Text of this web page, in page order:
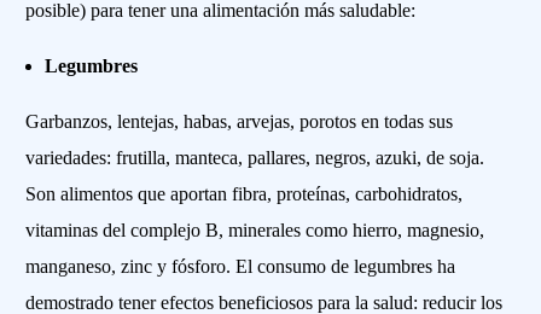
posible) para tener una alimentación más saludable:
Legumbres
Garbanzos, lentejas, habas, arvejas, porotos en todas sus
variedades: frutilla, manteca, pallares, negros, azuki, de soja.
Son alimentos que aportan fibra, proteínas, carbohidratos,
vitaminas del complejo B, minerales como hierro, magnesio,
manganeso, zinc y fósforo. El consumo de legumbres ha
demostrado tener efectos beneficiosos para la salud: reducir los